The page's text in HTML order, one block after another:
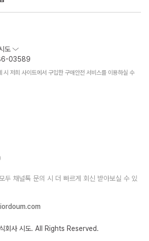
도
03589
시 저희 사이트에서 구입한 구매안전 서비스를 이용하실 수
두 채널톡 문의 시 더 빠르게 회신 받아보실 수 있
사 시도. All Rights Reserved.